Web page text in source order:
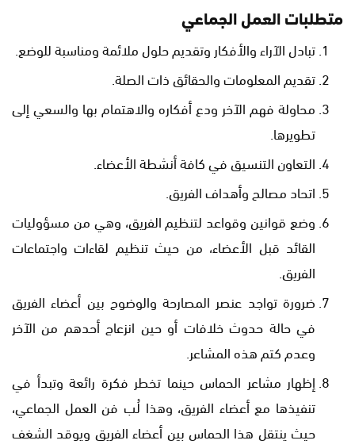
متطلبات العمل الجماعي
تبادل الآراء والأفكار وتقديم حلول ملائمة ومناسبة للوضع.
تقديم المعلومات والحقائق ذات الصلة.
محاولة فهم الآخر ودع أفكاره والاهتمام بها والسعي إلى
تطويرها.
التعاون التنسيق في كافة أنشطة الأعضاء.
اتحاد مصالح وأهداف الفريق.
وضع قوانين وقواعد لتنظيم الفريق، وهي من مسؤوليات
القائد قبل الأعضاء، من حيث تنظيم لقاءات واجتماعات
الفريق.
ضرورة تواجد عنصر المصارحة والوضوح بين أعضاء الفريق
في حالة حدوث خلافات أو حين انزعاج أحدهم من الآخر
وعدم كتم هذه المشاعر.
إظهار مشاعر الحماس حينما تخطر فكرة رائعة وتبدأ في
تنفيذها مع أعضاء الفريق، وهذا لُب فن العمل الجماعي،
حيث ينتقل هذا الحماس بين أعضاء الفريق ويوقد الشغف